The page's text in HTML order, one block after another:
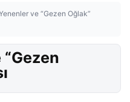
ve “Gezen Oğlak”